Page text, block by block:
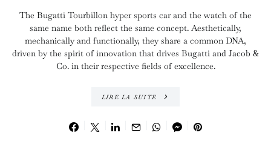
The Bugatti Tourbillon hyper sports car and the watch of the
same name both reflect the same concept. Aesthetically,
mechanically and functionally, they share a common DNA,
driven by the spirit of innovation that drives Bugatti and Jacob &
Co. in their respective fields of excellence.
LIRE LA SUITE